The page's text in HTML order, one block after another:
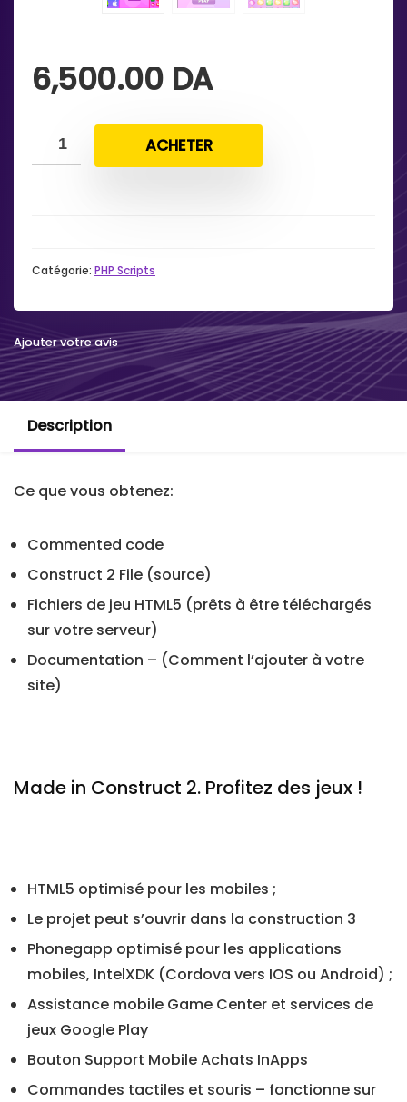
6,500.00 DA
ACHETER
Catégorie: PHP Scripts
Ajouter votre avis
Description
Ce que vous obtenez:
Commented code
Construct 2 File (source)
Fichiers de jeu HTML5 (prêts à être téléchargés
sur votre serveur)
Documentation – (Comment l’ajouter à votre
site)
Made in Construct 2. Profitez des jeux !
HTML5 optimisé pour les mobiles ;
Le projet peut s’ouvrir dans la construction 3
Phonegapp optimisé pour les applications
mobiles, IntelXDK (Cordova vers IOS ou Android) ;
Assistance mobile Game Center et services de
jeux Google Play
Bouton Support Mobile Achats InApps
Commandes tactiles et souris – fonctionne sur